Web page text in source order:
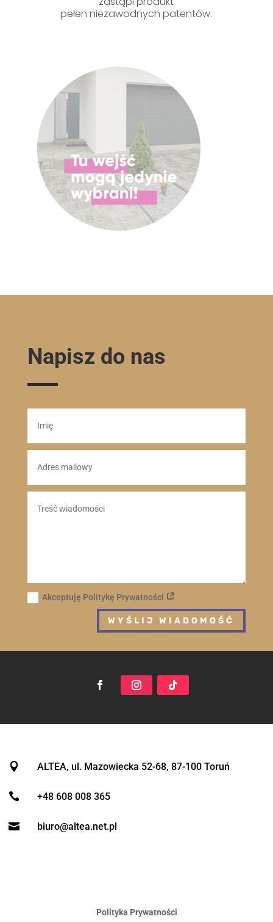
pełen niezawodnych patentów.
Napisz do nas
Akceptuję Politykę Prywatności
WYŚLIJ WIADOMOŚĆ
 ALTEA, ul. Mazowiecka 52-68, 87-100 Toruń
 +48 608 008 365
 biuro@altea.net.pl
Polityka Prywatności